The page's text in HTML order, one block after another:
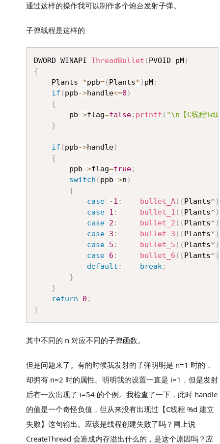
通过这样的操作我可以制作多个炮台发射子弹。
子弹线程是这样的
DWORD WINAPI ThreadBullet ( PVOID pM)
{
	Plants
*ppb=( Plants* ) pM;
if ( ppb->handle<=0 )
{
		pb
->flag=false; printf ( "\n【C线程%d
}
if ( ppb->handle)
{
		ppb
->flag=true;
switch ( ppb->n )
{
case
-1 : bullet_A( ( Plants* )
case 1 : bullet_1 ( ( Plants* )
case 2 : bullet_2 ( ( Plants* )
case 3 : bullet_3 ( ( Plants* )
case 5 : bullet_5 ( ( Plants* )
case 6 : bullet_6 ( ( Plants* )
default : break;
}
}
return
0 ;
}
其中不同的 n 对应不同的子弹函数。
但是问题来了。有的时候我发射的子弹明明是 n=1 时的，
却拥有 n=2 时的属性。明明我的设置一直是 i=1，但是发射
后有一次出现了 i=54 的个例。我检查了一下，此时 handle
的值是一个奇怪负值，但从来没有出现过【C线程 %d 建立
失败】这句输出。应该是线程创建失败了吗？网上说
CreateThread 会造成内存溢出什么的，是这个原因吗？应